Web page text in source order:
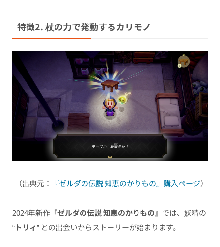
特徴2. 杖の力で発動するカリモノ
（出典元： 『ゼルダの伝説 知恵のかりもの』購入ページ）
2024年新作『ゼルダの伝説 知恵のかりもの』では、妖精の
“トリィ” との出会いからストーリーが始まります。